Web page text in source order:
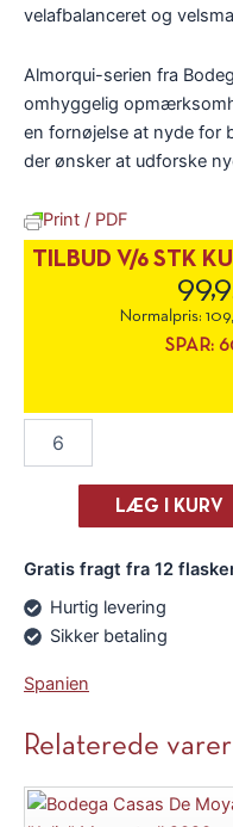
velafbalanceret og
Almorqui-serien fra
omhyggelig
en fornøjelse at nyde for
der ønsker at udforske
Print / PDF
TILBUD V/6 STK
Normalpris:
SPAR:
Pinoso
LÆG I KURV
Gratis fragt fra 12
Hurtig levering
Sikker betaling
Spanien
Relaterede varer